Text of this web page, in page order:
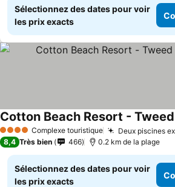
Sélectionnez des dates pour voir
les prix exacts
4 Étoiles Complexe touristique Deux piscines
Cotton Beach Resort -
8,4 Très bien 466 0.2 km de la plage
Sélectionnez des dates pour voir
les prix exacts